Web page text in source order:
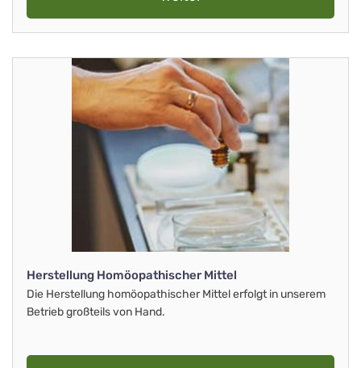
Herstellung Homöopathischer Mittel
Die Herstellung homöopathischer Mittel erfolgt in unserem
Betrieb großteils von Hand.